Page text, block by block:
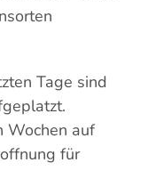
Tage sind
Wochen auf
für